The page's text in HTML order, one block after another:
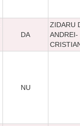
DA
ZIDARU
ANDREI-
NU